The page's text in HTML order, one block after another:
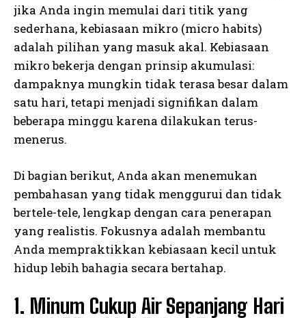
jika Anda ingin memulai dari titik yang
sederhana, kebiasaan mikro (micro habits)
adalah pilihan yang masuk akal. Kebiasaan
mikro bekerja dengan prinsip akumulasi:
dampaknya mungkin tidak terasa besar dalam
satu hari, tetapi menjadi signifikan dalam
beberapa minggu karena dilakukan terus-
menerus.
Di bagian berikut, Anda akan menemukan
pembahasan yang tidak menggurui dan tidak
bertele-tele, lengkap dengan cara penerapan
yang realistis. Fokusnya adalah membantu
Anda mempraktikkan kebiasaan kecil untuk
hidup lebih bahagia secara bertahap.
1. Minum Cukup Air Sepanjang Hari